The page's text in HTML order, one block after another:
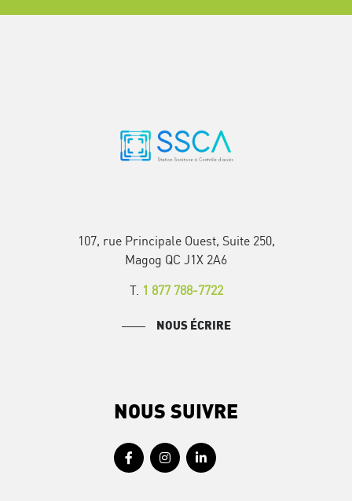
107, rue Principale Ouest, Suite 250,
Magog QC J1X 2A6
T. 1 877 788-7722
NOUS ÉCRIRE
NOUS SUIVRE